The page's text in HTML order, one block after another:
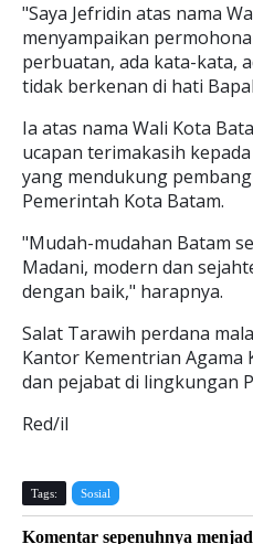
"Saya Jefridin atas nama
menyampaikan
perbuatan, ada kata-kata,
tidak berkenan di hati
Ia atas nama Wali Kota
ucapan terimakasih
yang mendukung
Pemerintah Kota Batam.
"Mudah-mudahan Batam
Madani, modern dan
dengan baik," harapnya.
Salat Tarawih perdana
Kantor Kementrian Agama
dan pejabat di lingkungan
Red/il
Tags: Sosial
Komentar sepenuhnya